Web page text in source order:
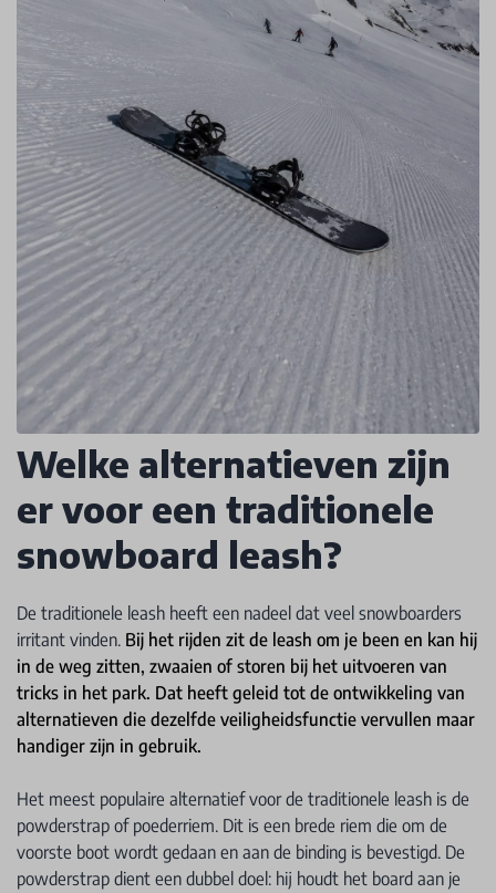
Welke alternatieven zijn
er voor een traditionele
snowboard leash?
De traditionele leash heeft een nadeel dat veel snowboarders
irritant vinden. Bij het rijden zit de leash om je been en kan hij
in de weg zitten, zwaaien of storen bij het uitvoeren van
tricks in het park. Dat heeft geleid tot de ontwikkeling van
alternatieven die dezelfde veiligheidsfunctie vervullen maar
handiger zijn in gebruik.
Het meest populaire alternatief voor de traditionele leash is de
powderstrap of poederriem. Dit is een brede riem die om de
voorste boot wordt gedaan en aan de binding is bevestigd. De
powderstrap dient een dubbel doel: hij houdt het board aan je